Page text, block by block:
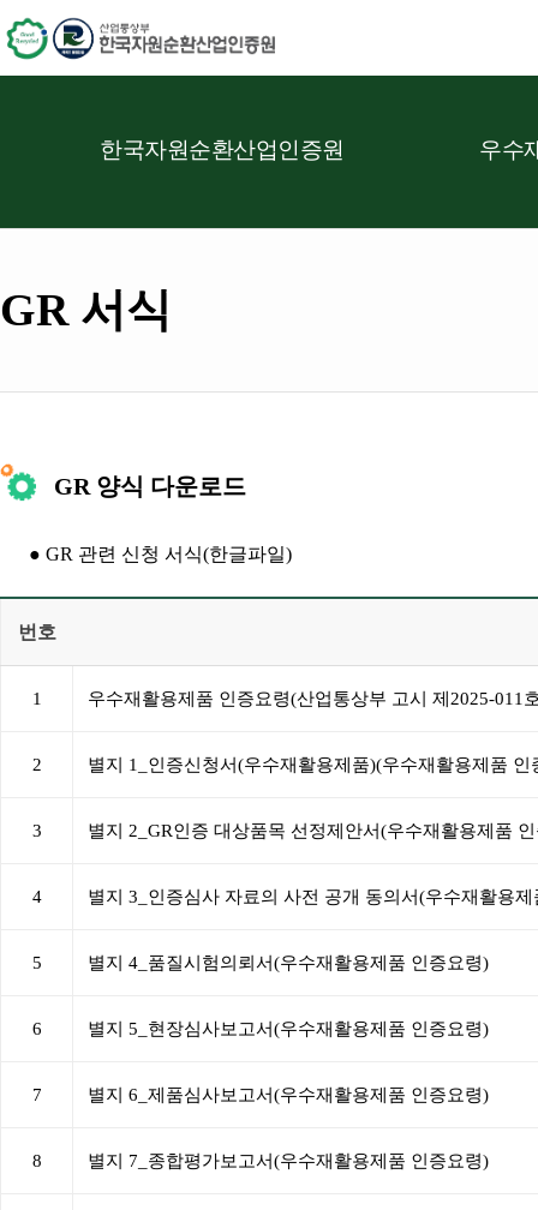
한국자원순환산업인증원 우수
GR 서식
GR 양식 다운로드
● GR 관련 신청 서식(한글파일)
번호
1 우수재활용제품 인증요령(산업통상부 고시 제2025-011
2 별지 1_인증신청서(우수재활용제품)(우수재활용제품 인
3 별지 2_GR인증 대상품목 선정제안서(우수재활용제품
4 별지 3_인증심사 자료의 사전 공개 동의서(우수재활용
5 별지 4_품질시험의뢰서(우수재활용제품 인증요령)
6 별지 5_현장심사보고서(우수재활용제품 인증요령)
7 별지 6_제품심사보고서(우수재활용제품 인증요령)
8 별지 7_종합평가보고서(우수재활용제품 인증요령)